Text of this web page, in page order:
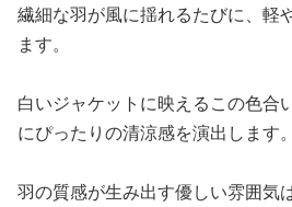
繊細な羽が風に揺れるたびに、軽
ます。
白いジャケットに映えるこの色合
にぴったりの清涼感を演出します。
羽の質感が生み出す優しい雰囲気